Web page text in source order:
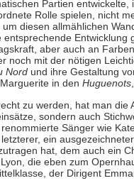
Partien
Rolle spielen, nicht
diesen allmählichen
entsprechende
aber auch an
noch mit der nötigen
Nordund ihre Gestaltung
in den Huguenots
zu werden, hat man
sondern auch
Sänger wie
ein
hat, dem auch ein
die eben zum
der Dirigent